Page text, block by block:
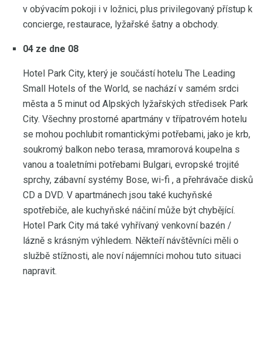
v obývacím pokoji i v ložnici, plus privilegovaný přístup k
concierge, restaurace, lyžařské šatny a obchody.
04 ze dne 08
Hotel Park City, který je součástí hotelu The Leading
Small Hotels of the World, se nachází v samém srdci
města a 5 minut od Alpských lyžařských středisek Park
City. Všechny prostorné apartmány v třípatrovém hotelu
se mohou pochlubit romantickými potřebami, jako je krb,
soukromý balkon nebo terasa, mramorová koupelna s
vanou a toaletními potřebami Bulgari, evropské trojité
sprchy, zábavní systémy Bose, wi-fi , a přehrávače disků
CD a DVD. V apartmánech jsou také kuchyňské
spotřebiče, ale kuchyňské náčiní může být chybějící.
Hotel Park City má také vyhřívaný venkovní bazén /
lázně s krásným výhledem. Někteří návštěvníci měli o
službě stížnosti, ale noví nájemníci mohou tuto situaci
napravit.